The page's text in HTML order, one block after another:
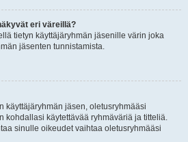
eri väreillä?
tietyn käyttäjäryhmän jäsenille värin joka
jäsenten tunnistamista.
käyttäjäryhmän jäsen, oletusryhmääsi
kohdallasi käytettävää ryhmäväriä ja titteliä.
sinulle oikeudet vaihtaa oletusryhmääsi